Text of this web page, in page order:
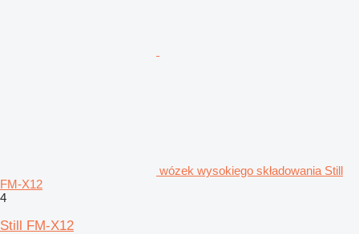
wózek wysokiego składowania Still
FM-X12
4
Still FM-X12